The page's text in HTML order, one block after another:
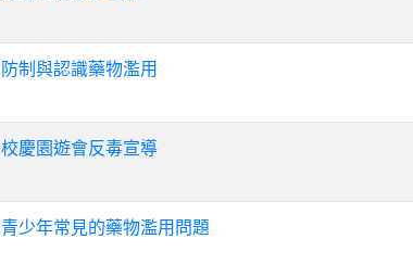
防制與認識藥物濫用
校慶園遊會反毒宣導
青少年常見的藥物濫用問題